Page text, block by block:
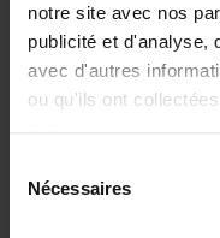
notre site avec nos
publicité et d'analyse,
avec d'autres
ou qu'ils ont
Nécessaires
€